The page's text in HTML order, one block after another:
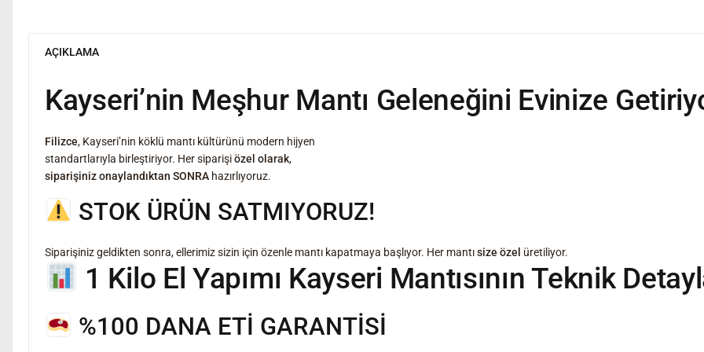
AÇIKLAMA
Kayseri’nin Meşhur Mantı Geleneğini Evinize
Filizce, Kayseri’nin köklü mantı kültürünü modern hijyen
standartlarıyla birleştiriyor. Her siparişiözel olarak,
siparişiniz onaylandıktan SONRA hazırlıyoruz.
STOK ÜRÜN SATMIYORUZ!
Siparişiniz geldikten sonra, ellerimiz sizin için özenle mantı kapatmaya başlıyor. Her mantısize özel üretiliyor.
1 Kilo El Yapımı Kayseri Mantısının Teknik
%100 DANA ETİ GARANTİSİ